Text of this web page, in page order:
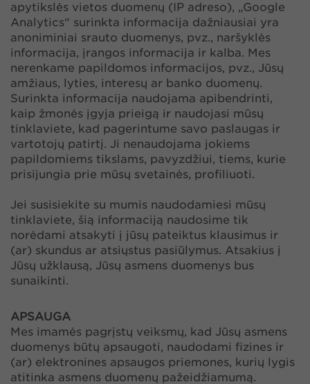
apytikslės vietos duomenų (IP adreso), „Google
Analytics“ surinkta informacija dažniausiai yra
anoniminiai srauto duomenys, pvz., naršyklės
informacija, įrangos informacija ir kalba. Mes
nerenkame papildomos informacijos, pvz., Jūsų
amžiaus, lyties, interesų ar banko duomenų.
Surinkta informacija naudojama apibendrinti,
kaip žmonės įgyja prieigą ir naudojasi mūsų
tinklaviete, kad pagerintume savo paslaugas ir
vartotojų patirtį. Ji nenaudojama jokiems
papildomiems tikslams, pavyzdžiui, tiems, kurie
prisijungia prie mūsų svetainės, profiliuoti.
Jei susisiekite su mumis naudodamiesi mūsų
tinklaviete, šią informaciją naudosime tik
norėdami atsakyti į jūsų pateiktus klausimus ir
(ar) skundus ar atsiųstus pasiūlymus. Atsakius į
Jūsų užklausą, Jūsų asmens duomenys bus
sunaikinti.
APSAUGA
Mes imamės pagrįstų veiksmų, kad Jūsų asmens
duomenys būtų apsaugoti, naudodami fizines ir
(ar) elektronines apsaugos priemones, kurių lygis
atitinka asmens duomenų pažeidžiamumą.